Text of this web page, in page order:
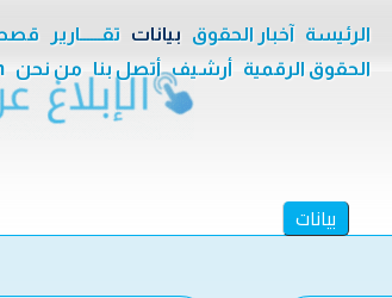
الرئيسة آخبار الحقوق بيانات تقــــــارير
الحقوق الرقمية
أرشيف أتصل بنا من نحن
بيانات